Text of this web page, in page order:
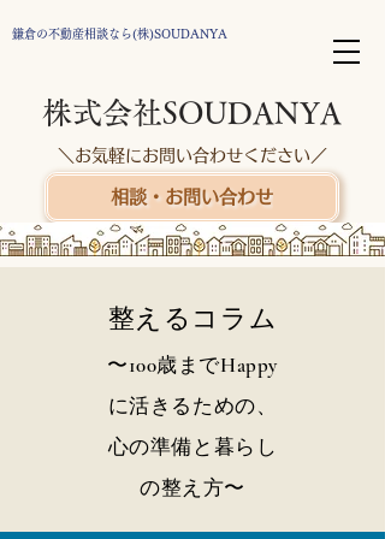
相談・お問い合わせ
鎌倉の不動産相談なら(株)SOUDANYA
株式会社SOUDANYA
＼お気軽にお問い合わせください／
整えるコラム
〜100歳までHappy
に活きるための、
心の準備と暮らし
の整え方〜